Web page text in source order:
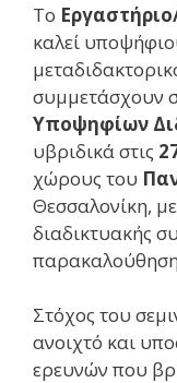
Το
καλεί
συμμετάσχουν
Υποψηφίων
υβριδικά στις
χώρους του
Θεσσαλονίκη,
διαδικτυακής
Στόχος του
ανοιχτό και
ερευνών που